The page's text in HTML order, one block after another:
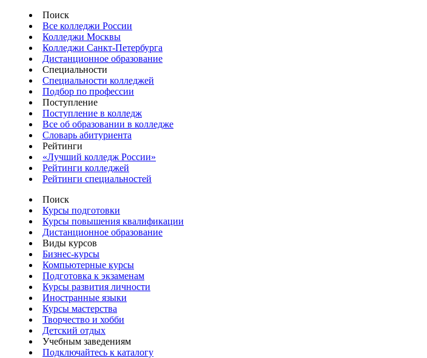
Поиск
Все колледжи России
Колледжи Москвы
Колледжи Санкт-Петербурга
Дистанционное образование
Специальности
Специальности колледжей
Подбор по профессии
Поступление
Поступление в колледж
Все об образовании в колледже
Словарь абитуриента
Рейтинги
«Лучший колледж России»
Рейтинги колледжей
Рейтинги специальностей
Поиск
Курсы подготовки
Курсы повышения квалификации
Дистанционное образование
Виды курсов
Бизнес-курсы
Компьютерные курсы
Подготовка к экзаменам
Курсы развития личности
Иностранные языки
Курсы мастерства
Творчество и хобби
Детский отдых
Учебным заведениям
Подключайтесь к каталогу